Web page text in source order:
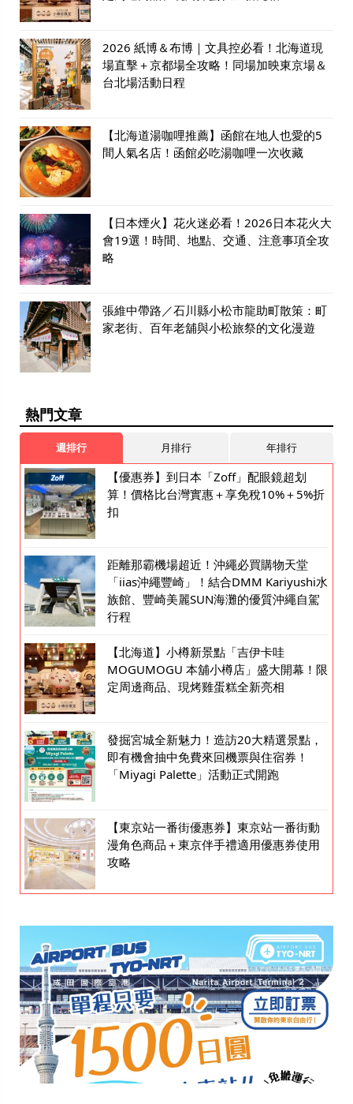
2026 紙博＆布博｜文具控必看！北海道現
場直擊＋京都場全攻略！同場加映東京場＆
台北場活動日程
【北海道湯咖哩推薦】函館在地人也愛的5
間人氣名店！函館必吃湯咖哩一次收藏
【日本煙火】花火迷必看！2026日本花火大
會19選！時間、地點、交通、注意事項全攻
略
張維中帶路／石川縣小松市龍助町散策：町
家老街、百年老舖與小松旅祭的文化漫遊
熱門文章
週排行 月排行 年排行
【優惠券】到日本「Zoff」配眼鏡超划
算！價格比台灣實惠＋享免稅10%＋5%折
扣
距離那霸機場超近！沖繩必買購物天堂
「iias沖繩豐崎」！結合DMM Kariyushi水
族館、豐崎美麗SUN海灘的優質沖繩自駕
行程
【北海道】小樽新景點「吉伊卡哇
MOGUMOGU 本舖小樽店」盛大開幕！限
定周邊商品、現烤雞蛋糕全新亮相
發掘宮城全新魅力！造訪20大精選景點，
即有機會抽中免費來回機票與住宿券！
「Miyagi Palette」活動正式開跑
【東京站一番街優惠券】東京站一番街動
漫角色商品＋東京伴手禮適用優惠券使用
攻略